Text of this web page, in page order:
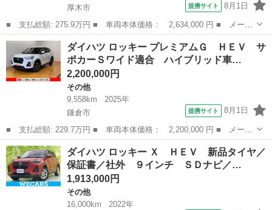
厚木市
提携サイト 8月1日
■ 支払総額: 275.9万円 ■ 車両本体価格： 2,634,000 円 ■ メーカ
ー名： ダイハツ ■ 車種名： ロッキー ■ グレード名： プレミ
アムＧ ＨＥＶ 登録済未使用車 純正９型ディスプレイ 全周囲カ
メラ 衝...
神奈川 厚木市 その他
ダイハツ ロッキー プレミアムＧ ＨＥＶ サ
ポカーＳワイド適合 ハイブリッド車…
2,200,000円
その他
9,558km
2025年
鎌倉市
提携サイト 8月1日
■ 支払総額: 229.7万円 ■ 車両本体価格： 2,200,000 円 ■ メーカ
ー名： ダイハツ ■ 車種名： ロッキー ■ グレード名： プレミ
アムＧ ＨＥＶ サポカーＳワイド適合 ハイブリッド車 ドラレ
コ パノラ...
神奈川 鎌倉市 その他
ダイハツ ロッキー Ｘ ＨＥＶ 新品タイヤ／
保証書／社外 ９インチ ＳＤナビ／…
1,913,000円
その他
16,000km
2022年